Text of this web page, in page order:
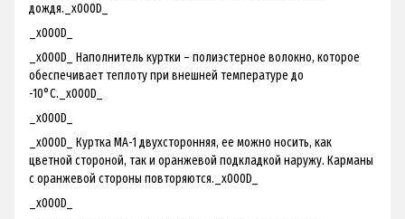
дождя._x000D_
_x000D_
_x000D_ Наполнитель куртки – полиэстерное волокно, которое
обеспечивает теплоту при внешней температуре до
-10°С._x000D_
_x000D_
_x000D_ Куртка МА-1 двухсторонняя, ее можно носить, как
цветной стороной, так и оранжевой подкладкой наружу. Карманы
с оранжевой стороны повторяются._x000D_
_x000D_